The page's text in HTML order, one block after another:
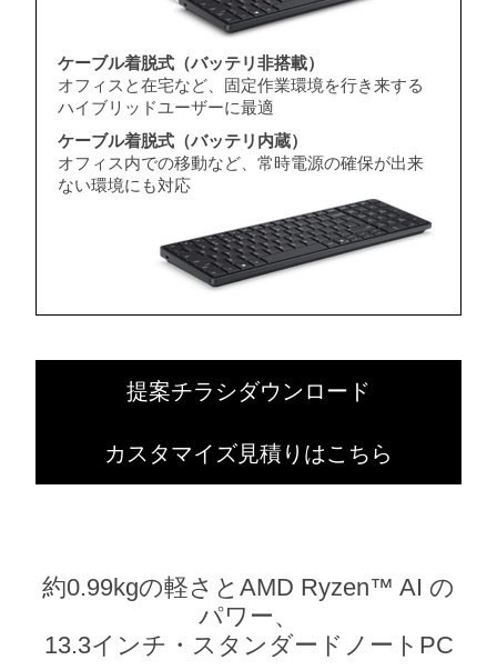
ケーブル着脱式（バッテリ非搭載）
オフィスと在宅など、固定作業環境を行き来する
ハイブリッドユーザーに最適
ケーブル着脱式（バッテリ内蔵）
オフィス内での移動など、常時電源の確保が出来
ない環境にも対応
提案チラシダウンロード
カスタマイズ見積りはこちら
約0.99kgの軽さとAMD Ryzen™ AI の
パワー、
13.3インチ・スタンダードノートPC